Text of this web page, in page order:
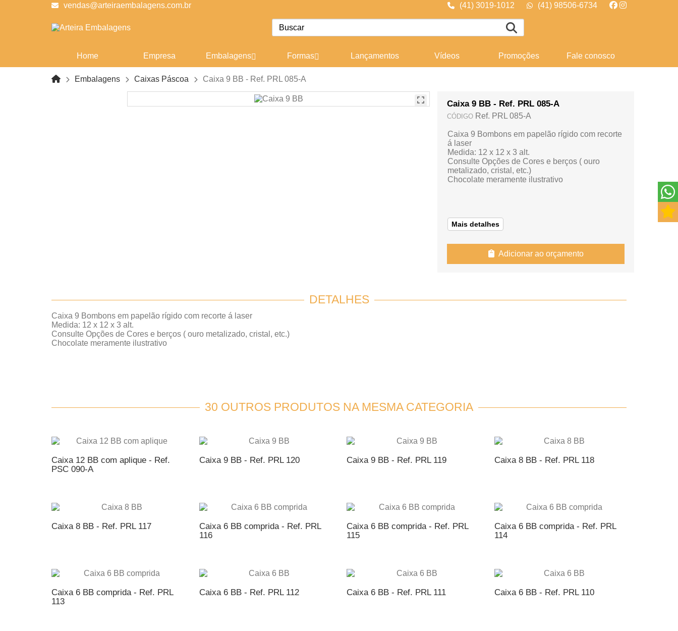
vendas@arteiraembalagens.com.br (41) 3019-1012 (41) 98506-6734
Home Empresa Embalagens Formas Lançamentos Vídeos Promoções Fale conosco
Embalagens Caixas Páscoa Caixa 9 BB - Ref. PRL 085-A
Caixa 9 BB - Ref. PRL 085-A
CÓDIGO Ref. PRL 085-A
Caixa 9 Bombons em papelão rígido com recorte
á laser
Medida: 12 x 12 x 3 alt.
Consulte Opções de Cores e berços ( ouro
metalizado, cristal, etc.)
Chocolate meramente ilustrativo
Mais detalhes
Adicionar ao orçamento
DETALHES
Caixa 9 Bombons em papelão rígido com recorte á laser
Medida: 12 x 12 x 3 alt.
Consulte Opções de Cores e berços ( ouro metalizado, cristal, etc.)
Chocolate meramente ilustrativo
30 OUTROS PRODUTOS NA MESMA CATEGORIA
Caixa 12 BB com aplique - Ref.
PSC 090-A
Caixa 9 BB - Ref. PRL 120 Caixa 9 BB - Ref. PRL 119 Caixa 8 BB - Ref. PRL 118
Caixa 8 BB - Ref. PRL 117
Caixa 6 BB comprida - Ref. PRL
116
Caixa 6 BB comprida - Ref. PRL
115
Caixa 6 BB comprida - Ref. PRL
114
Caixa 6 BB comprida - Ref. PRL
113
Caixa 6 BB - Ref. PRL 112 Caixa 6 BB - Ref. PRL 111 Caixa 6 BB - Ref. PRL 110